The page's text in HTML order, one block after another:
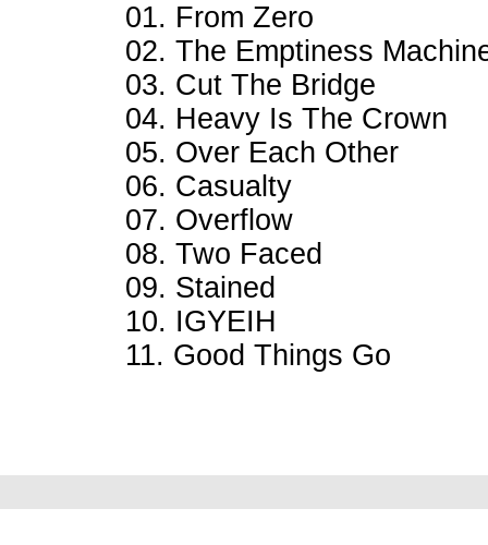
01. From Zero
02. The Emptiness
03. Cut The Bridge
04. Heavy Is The Crown
05. Over Each Other
06. Casualty
07. Overflow
08. Two Faced
09. Stained
10. IGYEIH
11. Good Things Go